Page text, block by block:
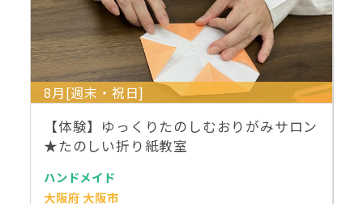
8月[週末・祝日]
【体験】ゆっくりたのしむおりがみサロン
★たのしい折り紙教室
ハンドメイド
大阪府 大阪市